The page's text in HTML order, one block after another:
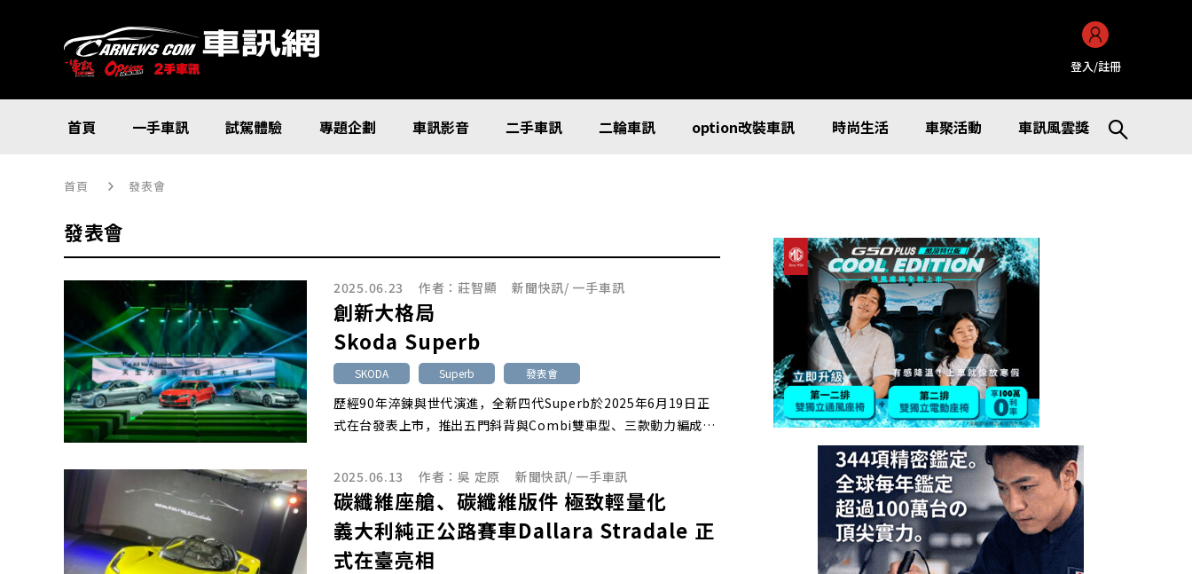
登入/註冊
首頁 一手車訊 試駕體驗 專題企劃 車訊影音 二手車訊 二輪車訊 option改裝車訊 時尚生活 車聚活動 車訊風雲獎
首頁 發表會
發表會
2025.06.23 作者：莊智顯 新聞快訊/ 一手車訊
創新大格局
Skoda Superb
SKODA Superb 發表會
歷經90年淬鍊與世代演進，全新四代Superb於2025年6月19日正
式在台發表上市，推出五門斜背與Combi雙車型、三款動力編成…
2025.06.13 作者：吳 定原 新聞快訊/ 一手車訊
碳纖維座艙、碳纖維版件 極致輕量化
義大利純正公路賽車Dallara Stradale 正
式在臺亮相